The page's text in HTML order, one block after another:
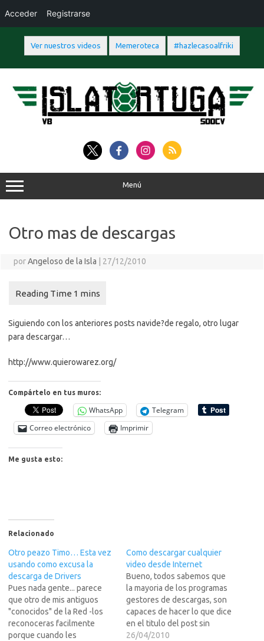
Ver nuestros videos Memeroteca #hazlecasoalfriki
contenido
Menú
Otro mas de descargas
porAngeloso de la Isla 27/12/2010
Siguiendo con los anteriores posts navide?de regalo, otro lugar
para descargar…
http://www.quierowarez.org/
Compártelo en tus muros:
WhatsApp
Telegram
Correo electrónico
Imprimir
Me gusta esto:
Relacionado
Otro peazo Timo… Esta vez
usando como excusa la
descarga de Drivers
Pues nada gente... parece
que otro de mis antiguos
"conocidos" de la Red -los
reconoceras facilmente
porque cuando les
Como descargar cualquier
video desde Internet
Bueno, todos sabemos que
la mayoria de los programas
gestores de descargas, son
capaces de hacer lo que dice
en el titulo del post sin
muchas complicaciones,
26/04/2010
Acceder Registrarse